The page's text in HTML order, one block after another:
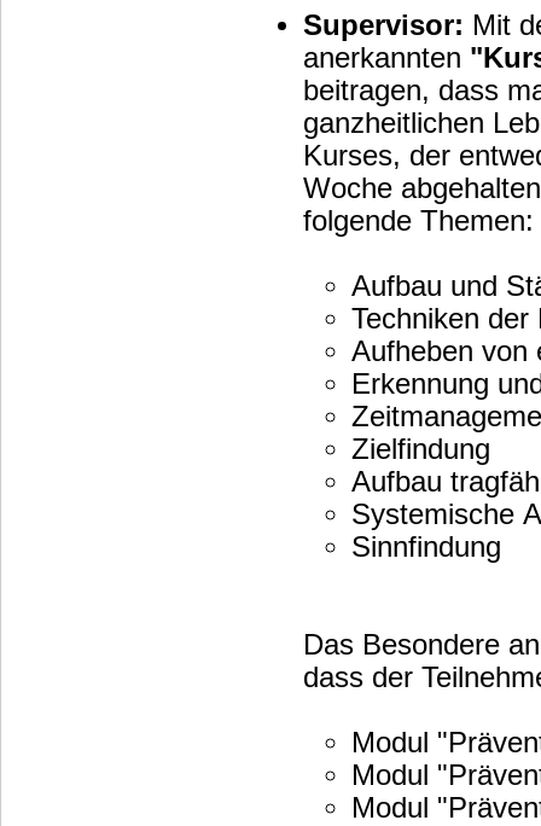
Supervisor: Mit
anerkannten
beitragen, dass
ganzheitlichen
Kurses, der
Woche
folgende Themen:
Aufbau und
Techniken
Aufheben von
Erkennung
Zielfindung
Aufbau
Systemische
Sinnfindung
Das Besondere
dass der
Modul
Modul
Modul